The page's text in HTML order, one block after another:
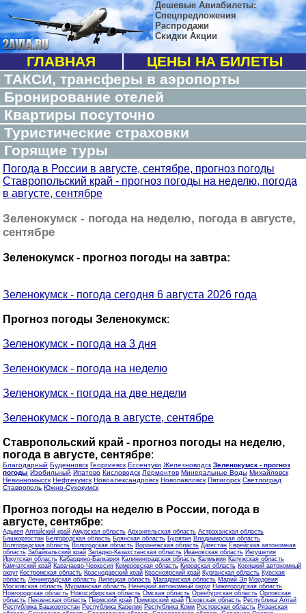
Дешевые Авиабилеты:
Спецпредложения
Распродажи
Скидки Акции
ГЛАВНАЯ
ЦЕНЫ НА БИЛЕТЫ
ТАКСИ, трансферы в аэропорты
Бронирование отелей
Квартиры посуточно
Туристические страховки
Горящие туры
Погода в России в августе, сентябре, прогноз погоды
Ставропольский край - прогноз погоды на неделю, погода
в августе, сентябре
Зеленокумск - погода на неделю, погода в августе,
сентябре
Зеленокумск - прогноз погоды на завтра:
Зеленокумск - погода сегодня 6 августа 2026 года
Прогноз погоды Зеленокумск:
Зеленокумск - погода на 3 дня
Зеленокумск - погода на неделю
Зеленокумск - погода на две недели
Зеленокумск - погода в августе, сентябре
Ставропольский край - прогноз погоды на неделю,
погода в августе, сентябре:
Благодарный Буденновск Георгиевск Ессентуки Железноводск Зеленокумск - прогноз
погоды Изобильный Ипатово Кисловодск Лермонтов Минеральные Воды Михайловск
Невинномысск Нефтекумск Новоалександровск Новопавловск Пятигорск Светлоград
Ставрополь Южно-Сухокумск
Прогноз погоды на неделю в России, погода в
августе, сентябре:
Адыгея Алтайский край Амурская область Архангельская область Астраханская область
Башкортостан Белгородская область Брянская область Бурятия Владимирская область
Волгоградская область Вологодская область Воронежская область Дагестан Еврейская автономная
область Забайкальский край Западно-Казахстанская область Ивановская область Ингушетия
Иркутская область Кабардино-Балкария Калининградская область Калмыкия Калужская область
Камчатский край Карачаево-Черкесия Кемеровская область Кировская область Коряцкий автономный
округ Костромская область Краснодарский край Красноярский край Курганская область Курская
область Ленинградская область Липецкая область Магаданская область Марий Эл Мордовия
Московская область Мурманская область Ненецкий автономный округ Нижегородская область
Новгородская область Новосибирская область Омская область Оренбургская область Орловская
область Пензенская область Пермский край Приморский край Псковская область Республика Алтай
Республика Башкортостан Республика Карелия Республика Коми Ростовская область Рязанская